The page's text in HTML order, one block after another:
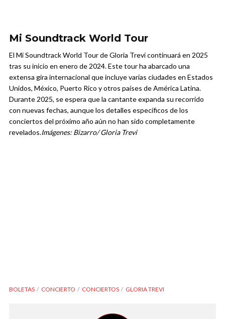
Mi Soundtrack World Tour
El Mi Soundtrack World Tour de Gloria Trevi continuará en 2025
tras su inicio en enero de 2024. Este tour ha abarcado una
extensa gira internacional que incluye varias ciudades en Estados
Unidos, México, Puerto Rico y otros países de América Latina.
Durante 2025, se espera que la cantante expanda su recorrido
con nuevas fechas, aunque los detalles específicos de los
conciertos del próximo año aún no han sido completamente
revelados.Imágenes: Bizarro/ Gloria Trevi
BOLETAS CONCIERTO CONCIERTOS GLORIA TREVI